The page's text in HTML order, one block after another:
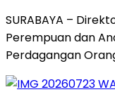
SURABAYA –
Perempuan dan
Perdagangan